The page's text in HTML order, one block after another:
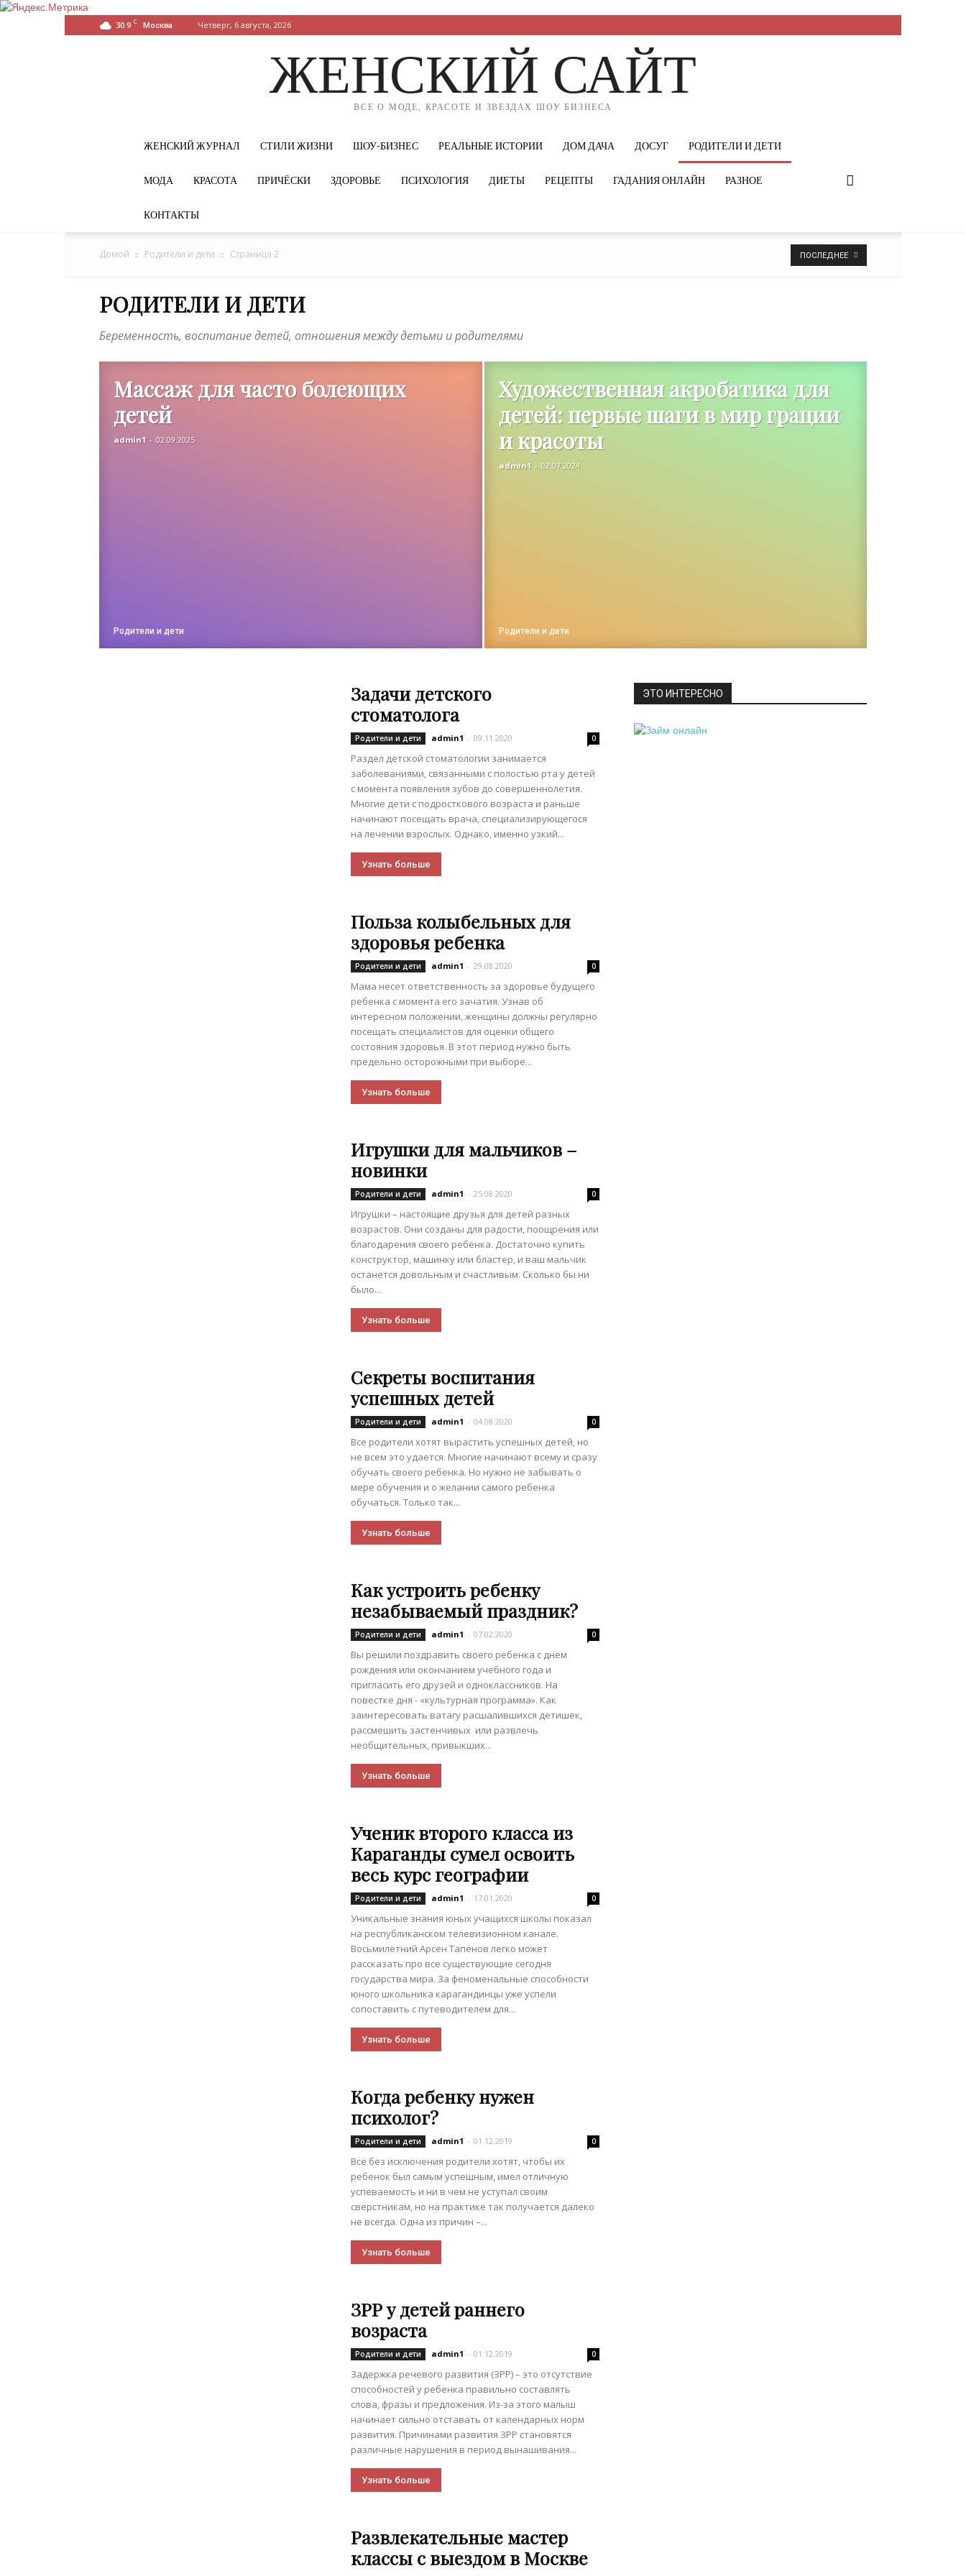
30.9 C Москва Четверг, 6 августа, 2026
ЖЕНСКИЙ САЙТ
ВСЕ О МОДЕ, КРАСОТЕ И ЗВЕЗДАХ ШОУ БИЗНЕСА
ЖЕНСКИЙ ЖУРНАЛ СТИЛИ ЖИЗНИ ШОУ-БИЗНЕС РЕАЛЬНЫЕ ИСТОРИИ ДОМ ДАЧА ДОСУГ РОДИТЕЛИ И ДЕТИ
МОДА КРАСОТА ПРИЧЁСКИ ЗДОРОВЬЕ ПСИХОЛОГИЯ ДИЕТЫ РЕЦЕПТЫ ГАДАНИЯ ОНЛАЙН РАЗНОЕ
КОНТАКТЫ
Домой Родители и дети Страница 2 ПОСЛЕДНЕЕ
РОДИТЕЛИ И ДЕТИ
Беременность, воспитание детей, отношения между детьми и родителями
Родители и дети
Массаж для часто болеющих
детей
admin1 - 02.09.2025
Родители и дети
Художественная акробатика для
детей: первые шаги в мир грации
и красоты
admin1 - 02.07.2024
Задачи детского
стоматолога
Родители и дети admin1 - 09.11.2020 0
Раздел детской стоматологии занимается
заболеваниями, связанными с полостью рта у детей
с момента появления зубов до совершеннолетия.
Многие дети с подросткового возраста и раньше
начинают посещать врача, специализирующегося
на лечении взрослых. Однако, именно узкий...
Узнать больше
Польза колыбельных для
здоровья ребенка
Родители и дети admin1 - 29.08.2020 0
Мама несет ответственность за здоровье будущего
ребенка с момента его зачатия. Узнав об
интересном положении, женщины должны регулярно
посещать специалистов для оценки общего
состояния здоровья. В этот период нужно быть
предельно осторожными при выборе...
Узнать больше
Игрушки для мальчиков –
новинки
Родители и дети admin1 - 25.08.2020 0
Игрушки – настоящие друзья для детей разных
возрастов. Они созданы для радости, поощрения или
благодарения своего ребёнка. Достаточно купить
конструктор, машинку или бластер, и ваш мальчик
останется довольным и счастливым. Сколько бы ни
было...
Узнать больше
Секреты воспитания
успешных детей
Родители и дети admin1 - 04.08.2020 0
Все родители хотят вырастить успешных детей, но
не всем это удается. Многие начинают всему и сразу
обучать своего ребенка. Но нужно не забывать о
мере обучения и о желании самого ребенка
обучаться. Только так...
Узнать больше
Как устроить ребенку
незабываемый праздник?
Родители и дети admin1 - 07.02.2020 0
Вы решили поздравить своего ребенка с днем
рождения или окончанием учебного года и
пригласить его друзей и одноклассников. На
повестке дня - «культурная программа». Как
заинтересовать ватагу расшалившихся детишек,
рассмешить застенчивых или развлечь
необщительных, привыкших...
Узнать больше
Ученик второго класса из
Караганды сумел освоить
весь курс географии
Родители и дети admin1 - 17.01.2020 0
Уникальные знания юных учащихся школы показал
на республиканском телевизионном канале.
Восьмилетний Арсен Тапенов легко может
рассказать про все существующие сегодня
государства мира. За феноменальные способности
юного школьника карагандинцы уже успели
сопоставить с путеводителем для...
Узнать больше
Когда ребенку нужен
психолог?
Родители и дети admin1 - 01.12.2019 0
Все без исключения родители хотят, чтобы их
ребенок был самым успешным, имел отличную
успеваемость и ни в чем не уступал своим
сверстникам, но на практике так получается далеко
не всегда. Одна из причин –...
Узнать больше
ЗРР у детей раннего
возраста
Родители и дети admin1 - 01.12.2019 0
Задержка речевого развития (ЗРР) – это отсутствие
способностей у ребенка правильно составлять
слова, фразы и предложения. Из-за этого малыш
начинает сильно отставать от календарных норм
развития. Причинами развития ЗРР становятся
различные нарушения в период вынашивания...
Узнать больше
Развлекательные мастер
классы с выездом в Москве
ЭТО ИНТЕРЕСНО